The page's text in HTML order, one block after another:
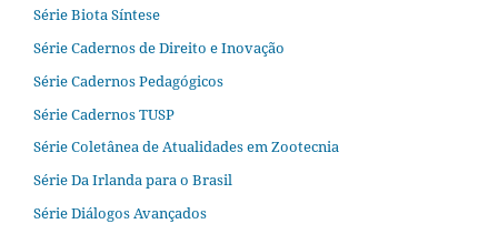
Série Biota Síntese
Série Cadernos de Direito e Inovação
Série Cadernos Pedagógicos
Série Cadernos TUSP
Série Coletânea de Atualidades em Zootecnia
Série Da Irlanda para o Brasil
Série Diálogos Avançados